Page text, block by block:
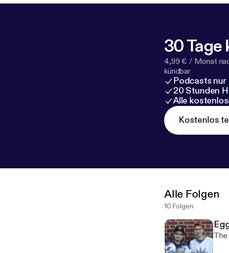
30 Tage
4,99 € / Monat
kündbar
Podcasts nur
20 Stunden
Alle
Kostenlos
Alle Folgen
10 Folgen